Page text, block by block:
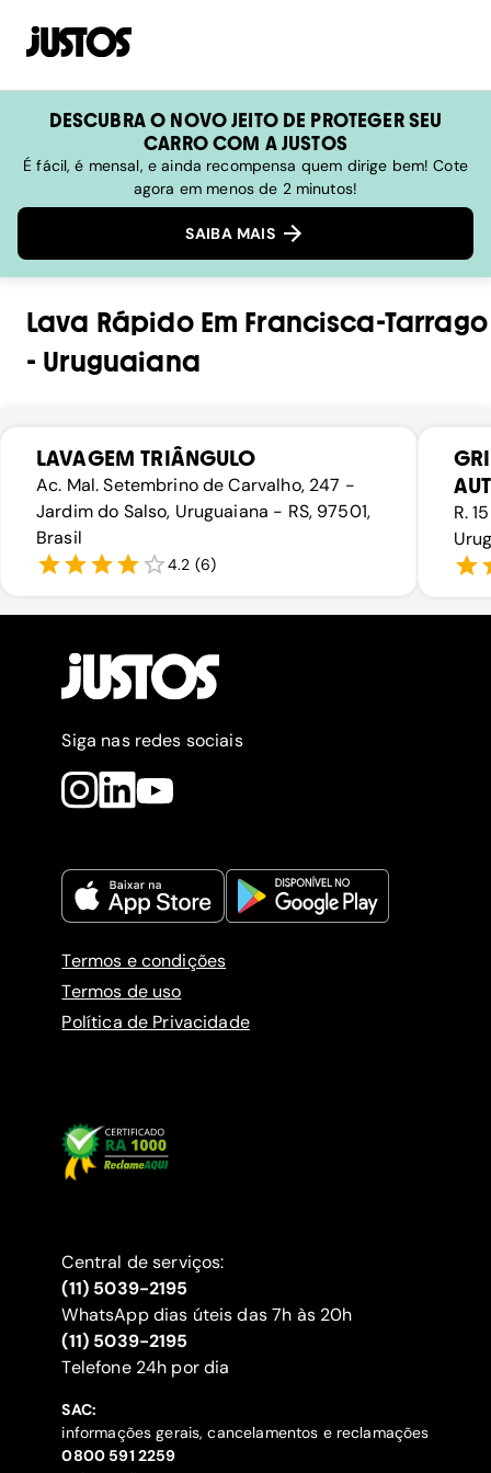
DESCUBRA O NOVO JEITO DE PROTEGER SEU
CARRO COM A JUSTOS
É fácil, é mensal, e ainda recompensa quem dirige bem! Cote
agora em menos de 2 minutos!
SAIBA MAIS
Lava RápidoEm Francisca-Tarrago
- Uruguaiana
LAVAGEM TRIÂNGULO
Ac. Mal. Setembrino de Carvalho, 247 -
Jardim do Salso, Uruguaiana - RS, 97501,
Brasil
4.2 (6)
R.
Siga nas redes sociais
Termos e condições
Termos de uso
Política de Privacidade
Central de serviços:
(11) 5039-2195
WhatsApp dias úteis das 7h às 20h
(11) 5039-2195
‍Telefone 24h por dia
SAC:
informações gerais, cancelamentos e reclamações
‍0800 591 2259